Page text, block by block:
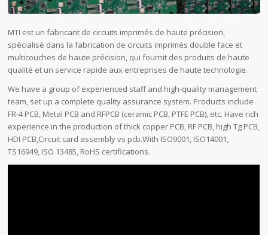
MTI est un fabricant de circuits imprimés de haute précision,
spécialisé dans la fabrication de circuits imprimés double face et
multicouches de haute précision, qui fournit des produits de haute
qualité et un service rapide aux entreprises de haute technologie.
We have a group of experienced staff and high-quality management
team, set up a complete quality assurance system. Products include
FR-4 PCB, Metal PCB and RFPCB (ceramic PCB, PTFE PCB), etc. Have rich
experience in the production of thick copper PCB, RF PCB, high Tg PCB,
HDI PCB,Circuit card assembly vs pcb.With ISO9001, ISO14001,
TS16949, ISO 13485, RoHS certifications.